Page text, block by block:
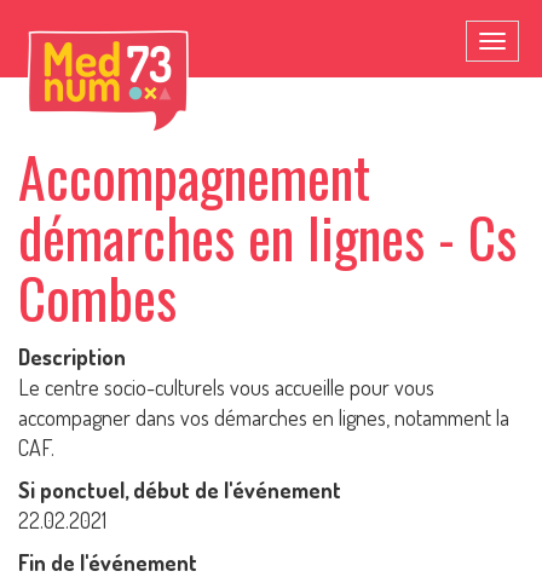
Accompagnement
démarches en lignes - Cs
Combes
Description
Le centre socio-culturels vous accueille pour vous
accompagner dans vos démarches en lignes, notamment la
CAF.
Si ponctuel, début de l'événement
22.02.2021
Fin de l'événement